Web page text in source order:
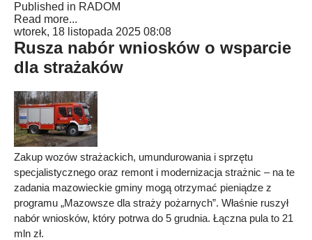
Published in RADOM
Read more...
wtorek, 18 listopada 2025 08:08
Rusza nabór wniosków o wsparcie
dla strażaków
Zakup wozów strażackich, umundurowania i sprzętu
specjalistycznego oraz remont i modernizacja strażnic – na te
zadania mazowieckie gminy mogą otrzymać pieniądze z
programu „Mazowsze dla straży pożarnych”. Właśnie ruszył
nabór wniosków, który potrwa do 5 grudnia. Łączna pula to 21
mln zł.